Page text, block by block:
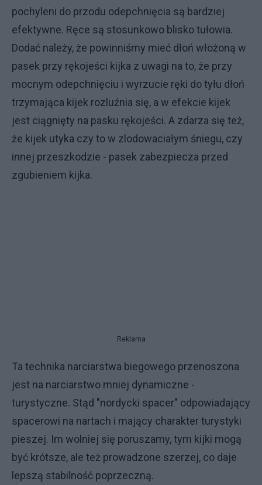
pochyleni do przodu odepchnięcia są bardziej
efektywne. Ręce są stosunkowo blisko tułowia.
Dodać należy, że powinniśmy mieć dłoń włożoną w
pasek przy rękojeści kijka z uwagi na to, że przy
mocnym odepchnięciu i wyrzucie ręki do tyłu dłoń
trzymająca kijek rozluźnia się, a w efekcie kijek
jest ciągnięty na pasku rękojeści. A zdarza się też,
że kijek utyka czy to w zlodowaciałym śniegu, czy
innej przeszkodzie - pasek zabezpiecza przed
zgubieniem kijka.
Reklama
Ta technika narciarstwa biegowego przenoszona
jest na narciarstwo mniej dynamiczne -
turystyczne. Stąd "nordycki spacer" odpowiadający
spacerowi na nartach i mający charakter turystyki
pieszej. Im wolniej się poruszamy, tym kijki mogą
być krótsze, ale też prowadzone szerzej, co daje
lepszą stabilność poprzeczną.